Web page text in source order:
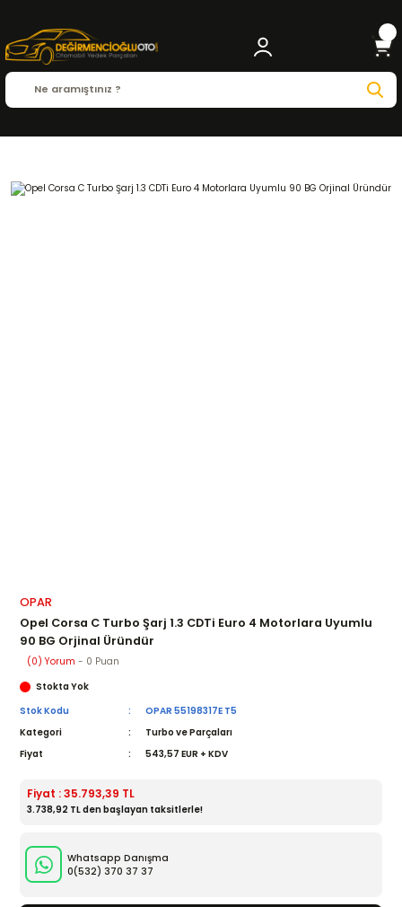
OPAR
Opel Corsa C Turbo Şarj 1.3 CDTi Euro 4 Motorlara Uyumlu
90 BG Orjinal Üründür
(0) Yorum - 0 Puan
Stokta Yok
Stok Kodu
OPAR 55198317E T5
Kategori
Turbo ve Parçaları
Fiyat
543,57 EUR + KDV
Fiyat : 35.793,39 TL
3.738,92 TL den başlayan taksitlerle!
Whatsapp Danışma
0(532) 370 37 37